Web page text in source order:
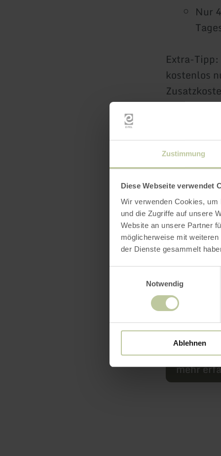
Zustimmung
Diese Webseite verwendet
Wir verwenden Cookies,
und die Zugriffe auf unsere
Website an unsere Partner
möglicherweise mit
der Dienste gesammelt
Notwendig
Ablehnen
Nur
Extra-
kostenlos
erholsame
Die
54310
50 Meter
mehr